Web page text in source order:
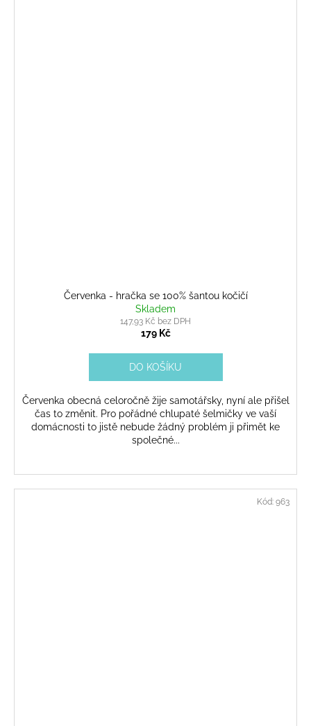
Červenka - hračka se 100% šantou kočičí
Skladem
147,93 Kč bez DPH
179 Kč
DO KOŠÍKU
Červenka obecná celoročně žije samotářsky, nyní ale přišel
čas to změnit. Pro pořádné chlupaté šelmičky ve vaší
domácnosti to jistě nebude žádný problém ji přimět ke
společné...
Kód: 963